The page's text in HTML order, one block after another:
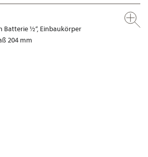
Batterie ½“, Einbaukörper
204 mm